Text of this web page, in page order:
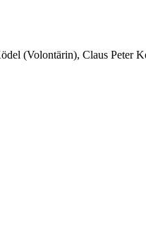
(Volontärin), Claus Peter